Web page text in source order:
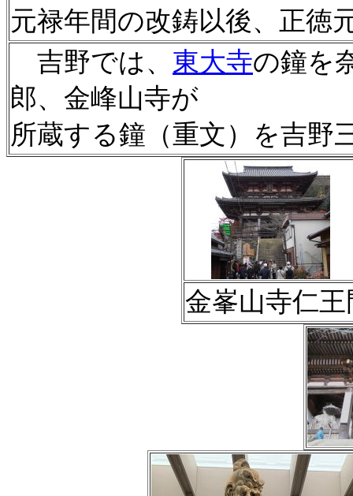
元禄年間の改鋳以後、正徳
吉野では、 東大寺の鐘を
郎、金峰山寺が
所蔵する鐘（重文）を吉野
金峯山寺仁